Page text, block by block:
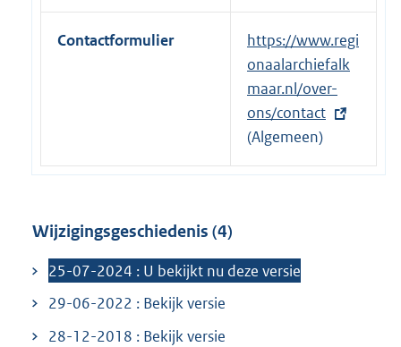
k
:
Contactformulier
E
x
t
e
r
n
n
k
https://www.regi
onaalarchiefalk
maar.nl/over-
ons/contact
(Algemeen)
Wijzigingsgeschiedenis (4)
25-07-2024 : U bekijkt nu deze versie
29-06-2022 : Bekijk versie
28-12-2018 : Bekijk versie